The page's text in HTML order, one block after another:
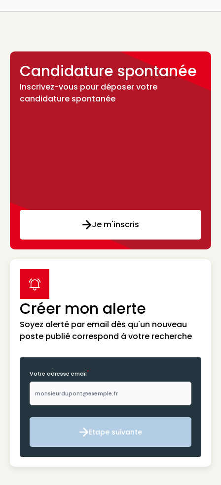
Candidature spontanée
Inscrivez-vous pour déposer votre
candidature spontanée
Je m'inscris
Créer mon alerte
Soyez alerté par email dès qu'un nouveau
poste publié correspond à votre recherche
label icon
Votre adresse email*
Etape suivante
Etape suivante